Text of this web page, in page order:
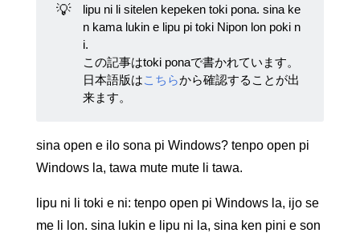
💡
lipu ni li sitelen kepeken toki pona. sina ke
n kama lukin e lipu pi toki Nipon lon poki n
i.
この記事はtoki ponaで書かれています。
日本語版はこちらから確認することが出
来ます。
sina open e ilo sona pi Windows? tenpo open pi
Windows la, tawa mute mute li tawa.
lipu ni li toki e ni: tenpo open pi Windows la, ijo se
me li lon. sina lukin e lipu ni la, sina ken pini e son